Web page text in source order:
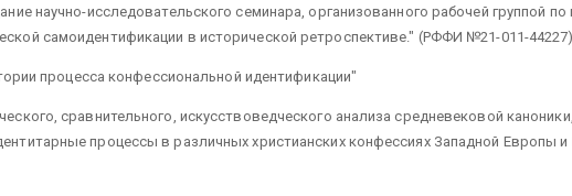
научно-исследовательского семинара, организованного рабочей группой
самоидентификации в исторической ретроспективе." (РФФИ №21-011-44227).
процесса конфессиональной идентификации"
сравнительного, искусствоведческого анализа средневековой
процессы в различных христианских конфессиях Западной Европы и